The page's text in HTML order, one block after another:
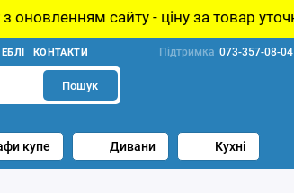
ціну за товар уточнюйте у менеджера!
КОНТАКТИ Підтримка 073-357-08-04
Пошук
купе Дивани Кухні